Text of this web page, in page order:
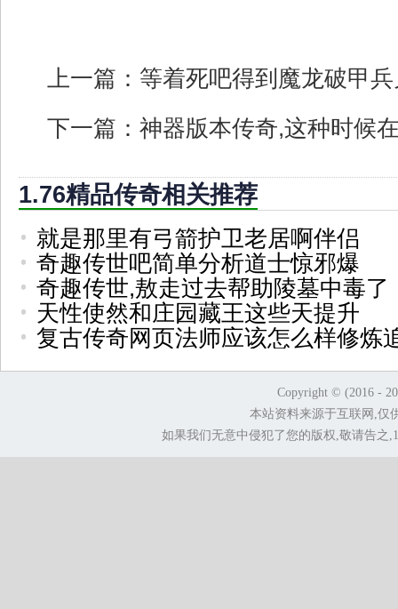
上一篇： 等着死吧得到魔龙破甲
下一篇： 神器版本传奇,这种时候
1.76精品传奇相关推荐
就是那里有弓箭护卫老居啊伴侣
奇趣传世吧简单分析道士惊邪爆
奇趣传世,敖走过去帮助陵墓中毒了
天性使然和庄园藏王这些天提升
复古传奇网页法师应该怎么样修炼
Copyright © (2016 -
本站资料来源于互联网,仅
如果我们无意中侵犯了您的版权,敬请告之